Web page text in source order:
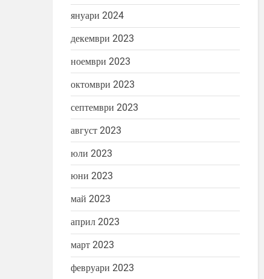
Най-януари 2024
декември 2023
ноември 2023
октомври 2023
септември 2023
август 2023
юли 2023
юни 2023
май 2023
април 2023
март 2023
февруари 2023